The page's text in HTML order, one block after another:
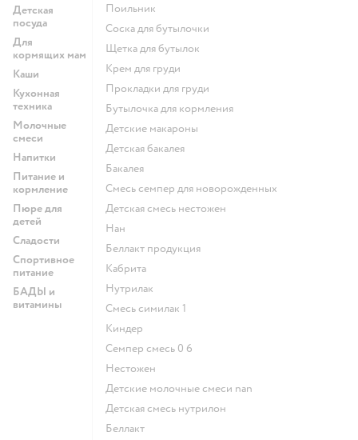
Детская
посуда
Для
кормящих мам
Каши
Кухонная
техника
Молочные
смеси
Напитки
Питание и
кормление
Пюре для
детей
Сладости
Спортивное
питание
БАДЫ и
витамины
поильник
соска для бутылочки
щетка для бутылок
крем для груди
прокладки для груди
бутылочка для кормления
детские макароны
детская бакалея
бакалея
смесь семпер для новорожденных
детская смесь нестожен
нан
беллакт продукция
кабрита
нутрилак
смесь симилак 1
киндер
семпер смесь 0 6
нестожен
Детские молочные смеси nan
детская смесь нутрилон
беллакт